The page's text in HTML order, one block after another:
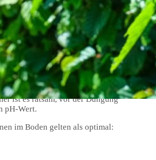
gesunde Hainbuchenhecke zu
eine wichtige Rolle.
ist es ratsam, vor der Düngung
pH-Wert.
im Boden gelten als optimal: